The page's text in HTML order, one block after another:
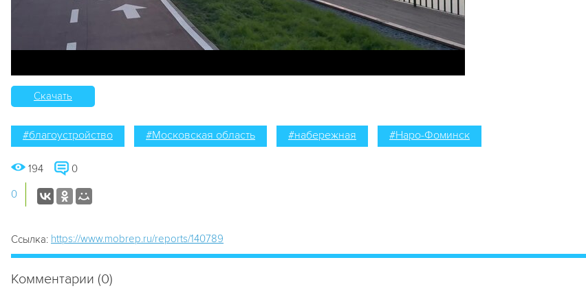
Скачать
#благоустройство #Московская область #набережная #Наро-Фоминск
194 0
0
Ссылка: https://www.mobrep.ru/reports/140789
Комментарии (0)